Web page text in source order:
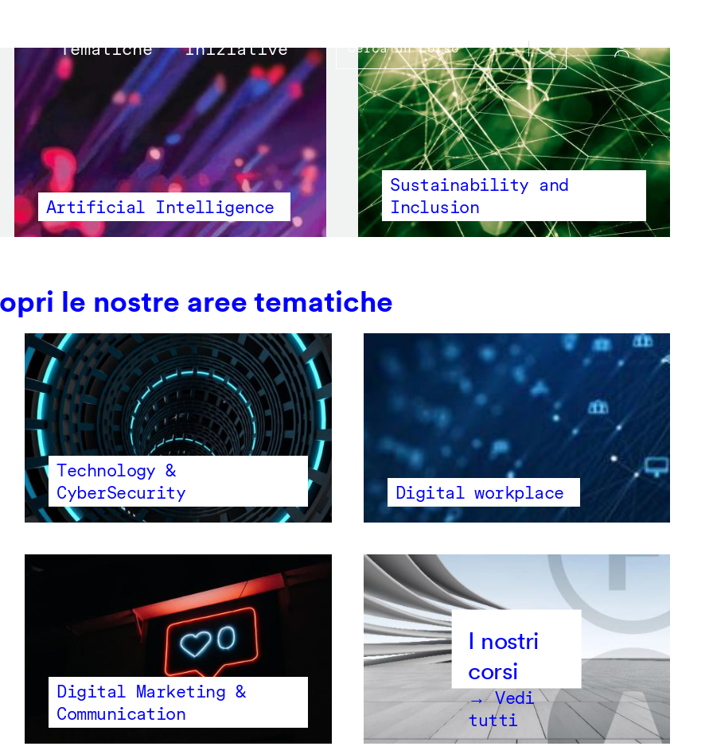
Main
navigation
Tematiche Iniziative
Artificial Intelligence
Sustainability and
Inclusion
le nostre aree tematiche
Technology &
CyberSecurity
Digital workplace
Digital Marketing &
Communication
→ Vedi
tutti